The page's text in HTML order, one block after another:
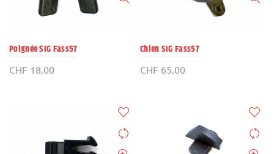
Poignée SIG Fass57
CHF 18.00
Chien SIG Fass57
CHF 65.00